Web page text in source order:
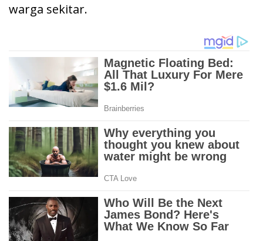
warga sekitar.